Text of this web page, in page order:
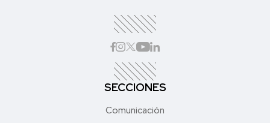
SECCIONES
Comunicación